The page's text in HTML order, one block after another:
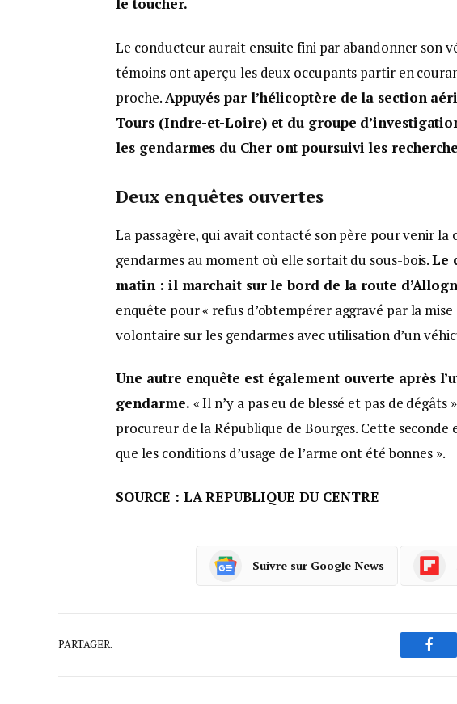
le toucher.
Le conducteur aurait ensuite fini par abandonner son
témoins ont aperçu les deux occupants partir en
proche. Appuyés par l’hélicoptère de la section
Tours (Indre-et-Loire) et du groupe
les gendarmes du Cher ont poursuivi les
Deux enquêtes ouvertes
La passagère, qui avait contacté son père pour venir
gendarmes au moment où elle sortait du sous-bois.Le
matin : il marchait sur le bord de la route
enquête pour « refus d’obtempérer aggravé par la
volontaire sur les gendarmes avec utilisation d’un
Une autre enquête est également ouverte après
gendarme. « Il n’y a pas eu de blessé et pas de
procureur de la République de Bourges. Cette
que les conditions d’usage de l’arme ont été bonnes ».
SOURCE : LA REPUBLIQUE DU CENTRE
Suivre sur Google News
PARTAGER.